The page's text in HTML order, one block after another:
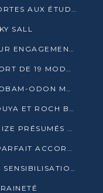
CONGO TERMINAL OUVRE SES PORTES AUX ÉTUDIANTS EN TRANSPORT ET LOGISTIQUE
SALL
TBC CÉLÈBRE LES FEMMES ET LEUR ENGAGEMENT À L’OCCASION DU 8 MARS
AGL CONGO RÉUSSIT LE TRANSPORT DE 19 MODULES HORS GABARIT ENTRE POINTE-NOIRE ET BRAZZAVILLE
GAMBOMA, ANTOINE BIEN-AIMÉ OBAM-ODON MOBILISE LES 32 148 ÉLECTEURS EN FAVEUR DE DENIS SASSOU NGUESSO
GOMA TSÉ-TSÉ : MATSON MAMPOUYA ET ROCH BREDIN BISSALA NKOUNKOU EN CAMPAGNE DE PROXIMITÉ
TRAFIC DE FAUNE SAUVAGE : TREIZE PRÉSUMÉS TRAFIQUANTS INTERPELLÉS AU CONGO EN 2025
LA LIKOUALA ET LA SANGHA EN PARFAIT ACCORD AVEC LE PROJET DE SOCIÉTÉ DU CANDIDAT DENIS SASSOU-N’GUESSO
DROITS DES FEMMES À TIÉ-TIÉ 2 : SENSIBILISATION ET PÉDAGOGIE SUR LE DROIT DE VOTE